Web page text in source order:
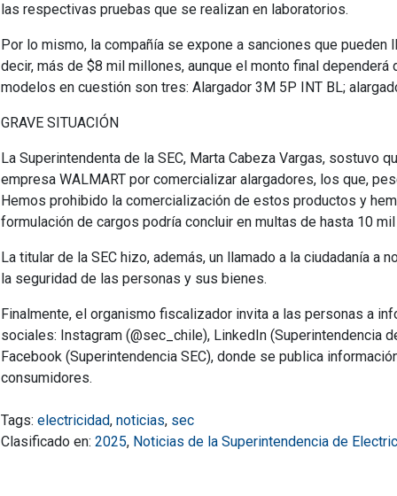
las respectivas pruebas que se realizan en laboratorios.
Por lo mismo, la compañía se expone a sanciones que
decir, más de $8 mil millones, aunque el monto final
modelos en cuestión son tres: Alargador 3M 5P INT BL;
GRAVE SITUACIÓN
La Superintendenta de la SEC, Marta Cabeza Vargas, sostuvo
empresa WALMART por comercializar alargadores, los que,
Hemos prohibido la comercialización de estos productos y
formulación de cargos podría concluir en multas de hasta 10 mil
La titular de la SEC hizo, además, un llamado a la ciudadanía
la seguridad de las personas y sus bienes.
Finalmente, el organismo fiscalizador invita a las personas a
sociales: Instagram (@sec_chile), LinkedIn (Superintendencia
Facebook (Superintendencia SEC), donde se publica
consumidores.
Tags: electricidad, noticias, sec
Clasificado en: 2025, Noticias de la Superintendencia de